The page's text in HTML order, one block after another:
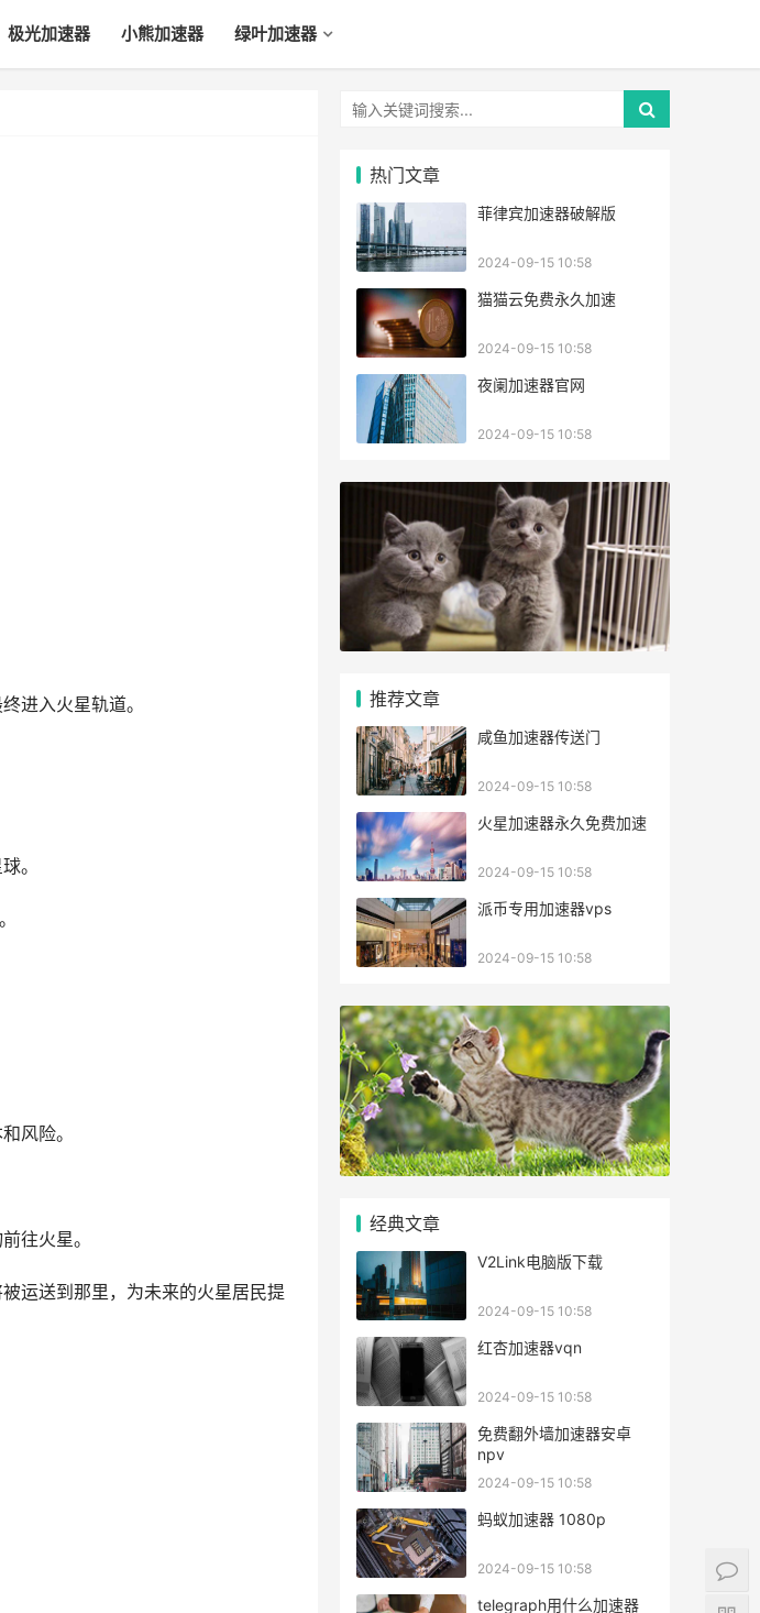
极光加速器 小熊加速器 绿叶加速器
进入火星轨道。
。
风险。
往火星。
运送到那里，为未来的火星居民提
热门文章
菲律宾加速器破解版
2024-09-15 10:58
猫猫云免费永久加速
2024-09-15 10:58
夜阑加速器官网
2024-09-15 10:58
推荐文章
咸鱼加速器传送门
2024-09-15 10:58
火星加速器永久免费加速
2024-09-15 10:58
派币专用加速器vps
2024-09-15 10:58
经典文章
V2Link电脑版下载
2024-09-15 10:58
红杏加速器vqn
2024-09-15 10:58
免费翻外墙加速器安卓
npv
2024-09-15 10:58
蚂蚁加速器 1080p
2024-09-15 10:58
telegraph用什么加速器